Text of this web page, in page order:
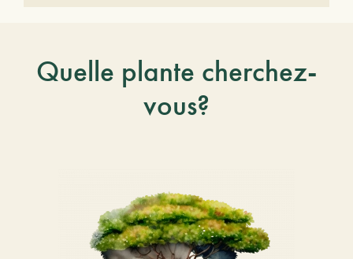
Quelle plante cherchez-
vous?